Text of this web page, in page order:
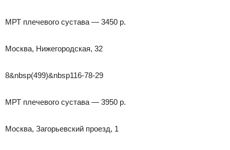
МРТ плечевого сустава — 3450 р.
Москва, Нижегородская, 32
8&nbsp(499)&nbsp116-78-29
МРТ плечевого сустава — 3950 р.
Москва, Загорьевский проезд, 1